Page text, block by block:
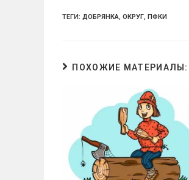
ТЕГИ: ДОБРЯНКА, ОКРУГ, ПФКИ
ПОХОЖИЕ МАТЕРИАЛЫ: